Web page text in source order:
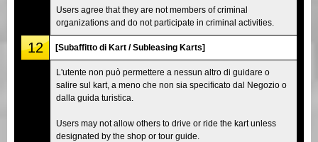
Users agree that they are not members of criminal
organizations and do not participate in criminal activities.
12 [Subaffitto di Kart / Subleasing Karts]
L'utente non può permettere a nessun altro di guidare o
salire sul kart, a meno che non sia specificato dal Negozio o
dalla guida turistica.
Users may not allow others to drive or ride the kart unless
designated by the shop or tour guide.